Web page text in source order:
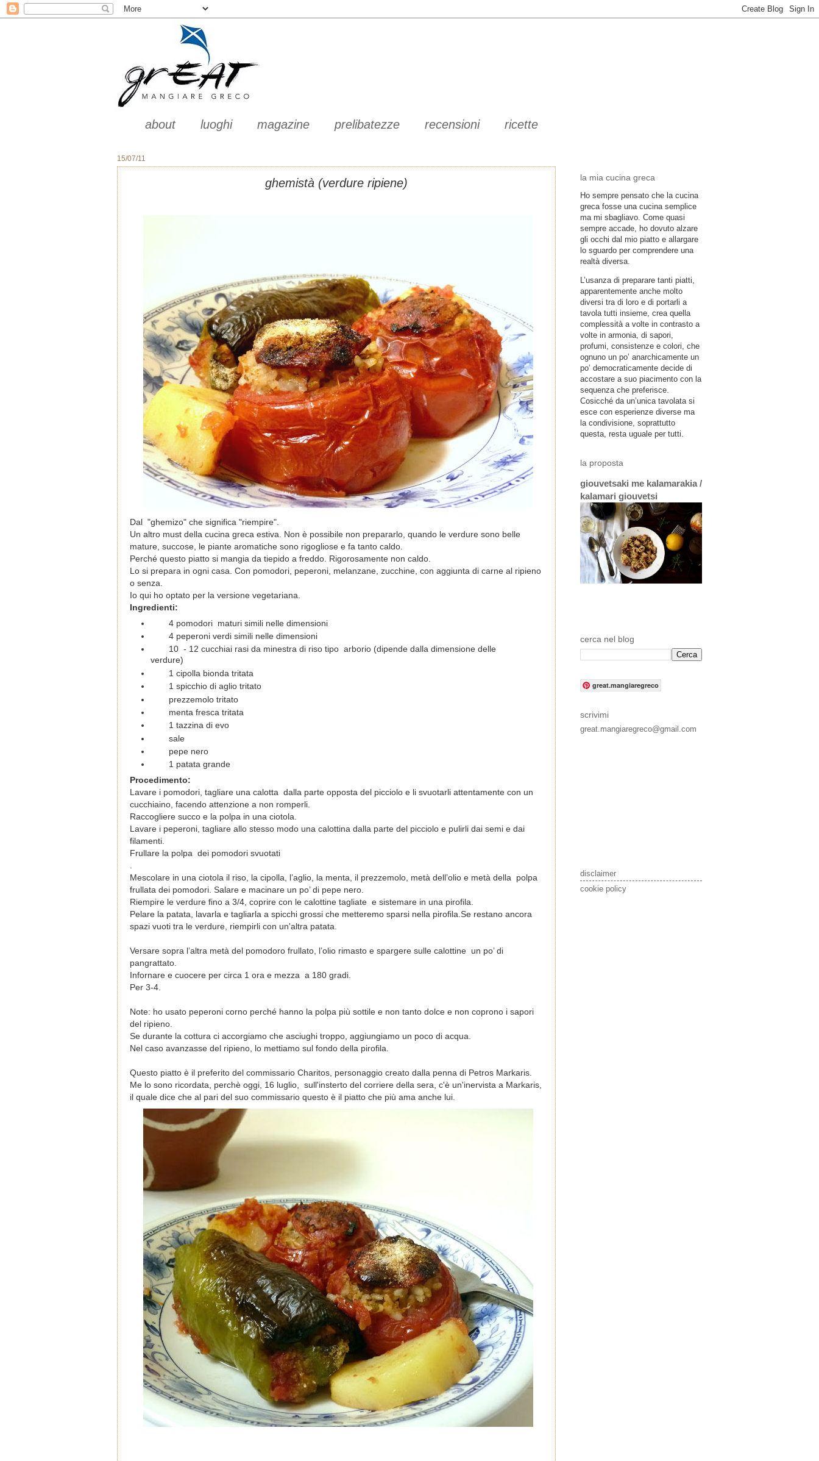
about luoghi magazine prelibatezze recensioni ricette
15/07/11
ghemistà (verdure ripiene)
Dal "ghemizo" che significa "riempire".
Un altro must della cucina greca estiva. Non è possibile non prepararlo, quando le verdure sono belle
mature, succose, le piante aromatiche sono rigogliose e fa tanto caldo.
Perché questo piatto si mangia da tiepido a freddo. Rigorosamente non caldo.
Lo si prepara in ogni casa. Con pomodori, peperoni, melanzane, zucchine, con aggiunta di carne al ripieno
o senza.
Io qui ho optato per la versione vegetariana.
Ingredienti:
4 pomodori maturi simili nelle dimensioni
4 peperoni verdi simili nelle dimensioni
10 - 12 cucchiai rasi da minestra di riso tipo arborio (dipende dalla dimensione delle
verdure)
1 cipolla bionda tritata
1 spicchio di aglio tritato
prezzemolo tritato
menta fresca tritata
1 tazzina di evo
sale
pepe nero
1 patata grande
Procedimento:
Lavare i pomodori, tagliare una calotta dalla parte opposta del picciolo e li svuotarli attentamente con un
cucchiaino, facendo attenzione a non romperli.
Raccogliere succo e la polpa in una ciotola.
Lavare i peperoni, tagliare allo stesso modo una calottina dalla parte del picciolo e pulirli dai semi e dai
filamenti.
Frullare la polpa dei pomodori svuotati
.
Mescolare in una ciotola il riso, la cipolla, l’aglio, la menta, il prezzemolo, metà dell’olio e metà della polpa
frullata dei pomodori. Salare e macinare un po’ di pepe nero.
Riempire le verdure fino a 3/4, coprire con le calottine tagliate e sistemare in una pirofila.
Pelare la patata, lavarla e tagliarla a spicchi grossi che metteremo sparsi nella pirofila.Se restano ancora
spazi vuoti tra le verdure, riempirli con un'altra patata.
Versare sopra l’altra metà del pomodoro frullato, l’olio rimasto e spargere sulle calottine un po’ di
pangrattato.
Infornare e cuocere per circa 1 ora e mezza a 180 gradi.
Per 3-4.
Note: ho usato peperoni corno perché hanno la polpa più sottile e non tanto dolce e non coprono i sapori
del ripieno.
Se durante la cottura ci accorgiamo che asciughi troppo, aggiungiamo un poco di acqua.
Nel caso avanzasse del ripieno, lo mettiamo sul fondo della pirofila.
Questo piatto è il preferito del commissario Charitos, personaggio creato dalla penna di Petros Markaris.
Me lo sono ricordata, perchè oggi, 16 luglio, sull'insterto del corriere della sera, c'è un'inervista a Markaris,
il quale dice che al pari del suo commissario questo è il piatto che più ama anche lui.
la mia cucina greca
Ho sempre pensato che la cucina
greca fosse una cucina semplice
ma mi sbagliavo. Come quasi
sempre accade, ho dovuto alzare
gli occhi dal mio piatto e allargare
lo sguardo per comprendere una
realtà diversa.
L’usanza di preparare tanti piatti,
apparentemente anche molto
diversi tra di loro e di portarli a
tavola tutti insieme, crea quella
complessità a volte in contrasto a
volte in armonia, di sapori,
profumi, consistenze e colori, che
ognuno un po’ anarchicamente un
po’ democraticamente decide di
accostare a suo piacimento con la
sequenza che preferisce.
Cosicché da un’unica tavolata si
esce con esperienze diverse ma
la condivisione, soprattutto
questa, resta uguale per tutti.
la proposta
giouvetsaki me kalamarakia /
kalamari giouvetsi
cerca nel blog
great.mangiaregreco
scrivimi
great.mangiaregreco@gmail.com
disclaimer
cookie policy